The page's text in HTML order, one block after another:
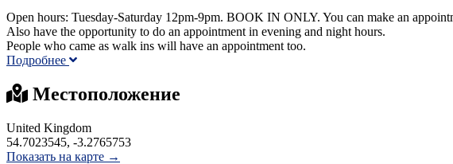
Open hours: Tuesday-Saturday 12pm-9pm. BOOK IN ONLY. You can make an
Also have the opportunity to do an appointment in evening and night hours.
People who came as walk ins will have an appointment too.
Подробнее
Местоположение
United Kingdom
54.7023545, -3.2765753
Показать на карте →